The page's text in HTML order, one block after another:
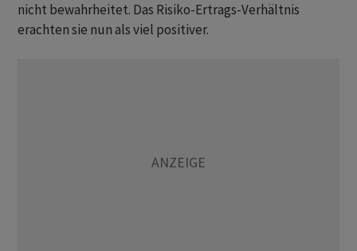
nicht bewahrheitet. Das Risiko-Ertrags-Verhältnis
erachten sie nun als viel positiver.